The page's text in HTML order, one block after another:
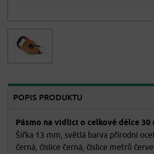
POPIS PRODUKTU
Pásmo na vidlici o celkové délce 30
Šířka 13 mm, světlá barva přírodní
černá, číslice černá, číslice metrů